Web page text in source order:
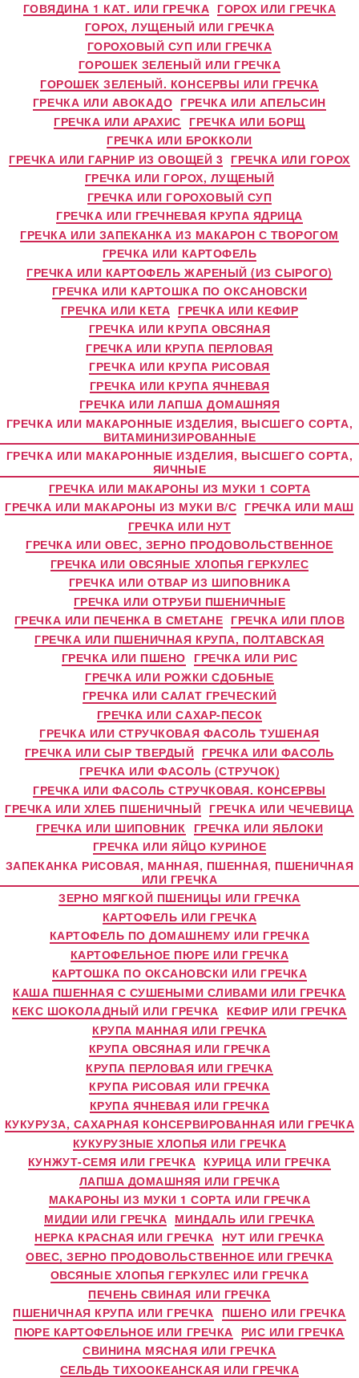
ГОВЯДИНА 1 КАТ. ИЛИ ГРЕЧКА ГОРОХ ИЛИ ГРЕЧКА
ГОРОХ, ЛУЩЕНЫЙ ИЛИ ГРЕЧКА
ГОРОХОВЫЙ СУП ИЛИ ГРЕЧКА
ГОРОШЕК ЗЕЛЕНЫЙ ИЛИ ГРЕЧКА
ГОРОШЕК ЗЕЛЕНЫЙ. КОНСЕРВЫ ИЛИ ГРЕЧКА
ГРЕЧКА ИЛИ АВОКАДО ГРЕЧКА ИЛИ АПЕЛЬСИН
ГРЕЧКА ИЛИ АРАХИС ГРЕЧКА ИЛИ БОРЩ
ГРЕЧКА ИЛИ БРОККОЛИ
ГРЕЧКА ИЛИ ГАРНИР ИЗ ОВОЩЕЙ 3 ГРЕЧКА ИЛИ ГОРОХ
ГРЕЧКА ИЛИ ГОРОХ, ЛУЩЕНЫЙ
ГРЕЧКА ИЛИ ГОРОХОВЫЙ СУП
ГРЕЧКА ИЛИ ГРЕЧНЕВАЯ КРУПА ЯДРИЦА
ГРЕЧКА ИЛИ ЗАПЕКАНКА ИЗ МАКАРОН С ТВОРОГОМ
ГРЕЧКА ИЛИ КАРТОФЕЛЬ
ГРЕЧКА ИЛИ КАРТОФЕЛЬ ЖАРЕНЫЙ (ИЗ СЫРОГО)
ГРЕЧКА ИЛИ КАРТОШКА ПО ОКСАНОВСКИ
ГРЕЧКА ИЛИ КЕТА ГРЕЧКА ИЛИ КЕФИР
ГРЕЧКА ИЛИ КРУПА ОВСЯНАЯ
ГРЕЧКА ИЛИ КРУПА ПЕРЛОВАЯ
ГРЕЧКА ИЛИ КРУПА РИСОВАЯ
ГРЕЧКА ИЛИ КРУПА ЯЧНЕВАЯ
ГРЕЧКА ИЛИ ЛАПША ДОМАШНЯЯ
ГРЕЧКА ИЛИ МАКАРОННЫЕ ИЗДЕЛИЯ, ВЫСШЕГО СОРТА,
ВИТАМИНИЗИРОВАННЫЕ
ГРЕЧКА ИЛИ МАКАРОННЫЕ ИЗДЕЛИЯ, ВЫСШЕГО СОРТА,
ЯИЧНЫЕ
ГРЕЧКА ИЛИ МАКАРОНЫ ИЗ МУКИ 1 СОРТА
ГРЕЧКА ИЛИ МАКАРОНЫ ИЗ МУКИ В/С ГРЕЧКА ИЛИ МАШ
ГРЕЧКА ИЛИ НУТ
ГРЕЧКА ИЛИ ОВЕС, ЗЕРНО ПРОДОВОЛЬСТВЕННОЕ
ГРЕЧКА ИЛИ ОВСЯНЫЕ ХЛОПЬЯ ГЕРКУЛЕС
ГРЕЧКА ИЛИ ОТВАР ИЗ ШИПОВНИКА
ГРЕЧКА ИЛИ ОТРУБИ ПШЕНИЧНЫЕ
ГРЕЧКА ИЛИ ПЕЧЕНКА В СМЕТАНЕ ГРЕЧКА ИЛИ ПЛОВ
ГРЕЧКА ИЛИ ПШЕНИЧНАЯ КРУПА, ПОЛТАВСКАЯ
ГРЕЧКА ИЛИ ПШЕНО ГРЕЧКА ИЛИ РИС
ГРЕЧКА ИЛИ РОЖКИ СДОБНЫЕ
ГРЕЧКА ИЛИ САЛАТ ГРЕЧЕСКИЙ
ГРЕЧКА ИЛИ САХАР-ПЕСОК
ГРЕЧКА ИЛИ СТРУЧКОВАЯ ФАСОЛЬ ТУШЕНАЯ
ГРЕЧКА ИЛИ СЫР ТВЕРДЫЙ ГРЕЧКА ИЛИ ФАСОЛЬ
ГРЕЧКА ИЛИ ФАСОЛЬ (СТРУЧОК)
ГРЕЧКА ИЛИ ФАСОЛЬ СТРУЧКОВАЯ. КОНСЕРВЫ
ГРЕЧКА ИЛИ ХЛЕБ ПШЕНИЧНЫЙ ГРЕЧКА ИЛИ ЧЕЧЕВИЦА
ГРЕЧКА ИЛИ ШИПОВНИК
ГРЕЧКА ИЛИ ЯБЛОКИ
ГРЕЧКА ИЛИ ЯЙЦО КУРИНОЕ
ЗАПЕКАНКА РИСОВАЯ, МАННАЯ, ПШЕННАЯ, ПШЕНИЧНАЯ
ИЛИ ГРЕЧКА
ЗЕРНО МЯГКОЙ ПШЕНИЦЫ ИЛИ ГРЕЧКА
КАРТОФЕЛЬ ИЛИ ГРЕЧКА
КАРТОФЕЛЬ ПО ДОМАШНЕМУ ИЛИ ГРЕЧКА
КАРТОФЕЛЬНОЕ ПЮРЕ ИЛИ ГРЕЧКА
КАРТОШКА ПО ОКСАНОВСКИ ИЛИ ГРЕЧКА
КАША ПШЕННАЯ С СУШЕНЫМИ СЛИВАМИ ИЛИ ГРЕЧКА
КЕКС ШОКОЛАДНЫЙ ИЛИ ГРЕЧКА КЕФИР ИЛИ ГРЕЧКА
КРУПА МАННАЯ ИЛИ ГРЕЧКА
КРУПА ОВСЯНАЯ ИЛИ ГРЕЧКА
КРУПА ПЕРЛОВАЯ ИЛИ ГРЕЧКА
КРУПА РИСОВАЯ ИЛИ ГРЕЧКА
КРУПА ЯЧНЕВАЯ ИЛИ ГРЕЧКА
КУКУРУЗА, САХАРНАЯ КОНСЕРВИРОВАННАЯ ИЛИ ГРЕЧКА
КУКУРУЗНЫЕ ХЛОПЬЯ ИЛИ ГРЕЧКА
КУНЖУТ-СЕМЯ ИЛИ ГРЕЧКА КУРИЦА ИЛИ ГРЕЧКА
ЛАПША ДОМАШНЯЯ ИЛИ ГРЕЧКА
МАКАРОНЫ ИЗ МУКИ 1 СОРТА ИЛИ ГРЕЧКА
МИДИИ ИЛИ ГРЕЧКА МИНДАЛЬ ИЛИ ГРЕЧКА
НЕРКА КРАСНАЯ ИЛИ ГРЕЧКА НУТ ИЛИ ГРЕЧКА
ОВЕС, ЗЕРНО ПРОДОВОЛЬСТВЕННОЕ ИЛИ ГРЕЧКА
ОВСЯНЫЕ ХЛОПЬЯ ГЕРКУЛЕС ИЛИ ГРЕЧКА
ПЕЧЕНЬ СВИНАЯ ИЛИ ГРЕЧКА
ПШЕНИЧНАЯ КРУПА ИЛИ ГРЕЧКА ПШЕНО ИЛИ ГРЕЧКА
ПЮРЕ КАРТОФЕЛЬНОЕ ИЛИ ГРЕЧКА РИС ИЛИ ГРЕЧКА
СВИНИНА МЯСНАЯ ИЛИ ГРЕЧКА
СЕЛЬДЬ ТИХООКЕАНСКАЯ ИЛИ ГРЕЧКА